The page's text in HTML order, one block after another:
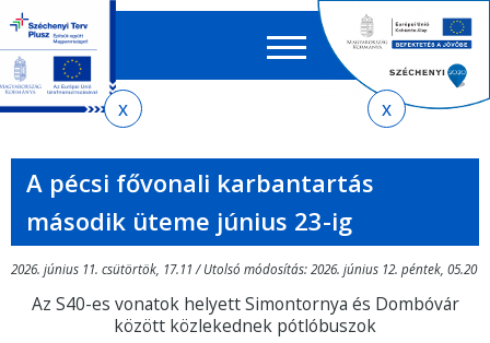
menetrendkeresőhöz
almenühöz
tartalomra
oldaltérképre
EN HU
űrlap
A pécsi fővonali karbantartás
második üteme június 23-ig
2026. június 11. csütörtök, 17.11 / Utolsó módosítás: 2026. június 12. péntek, 05.20
Az S40-es vonatok helyett Simontornya és Dombóvár
között közlekednek pótlóbuszok